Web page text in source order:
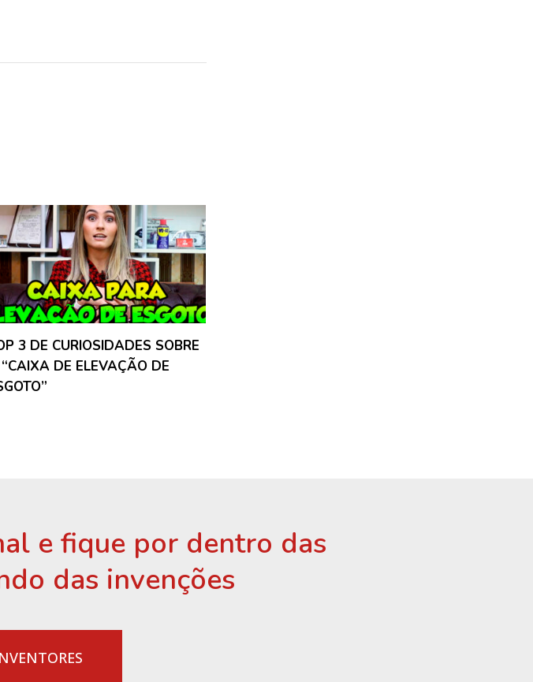
3 DE CURIOSIDADES SOBRE
DE ELEVAÇÃO DE
e fique por dentro das
das invenções